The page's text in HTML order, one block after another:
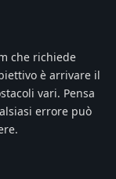
che richiede
è arrivare il
vari. Pensa
errore può